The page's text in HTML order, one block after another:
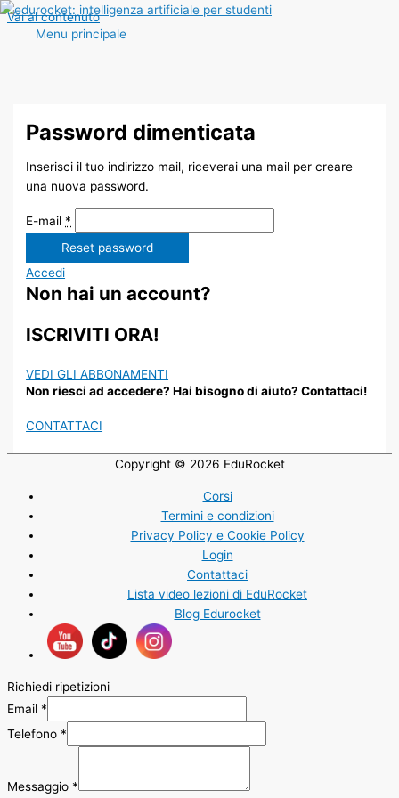
Vai al contenuto
Menu principale
Password dimenticata
Inserisci il tuo indirizzo mail, riceverai una mail per creare
una nuova password.
E-mail *
Accedi
Non hai un account?
ISCRIVITI ORA!
VEDI GLI ABBONAMENTI
Non riesci ad accedere? Hai bisogno di aiuto? Contattaci!
CONTATTACI
Copyright © 2026 EduRocket
Corsi
Termini e condizioni
Privacy Policy e Cookie Policy
Login
Contattaci
Lista video lezioni di EduRocket
Blog Edurocket
Richiedi ripetizioni
Email *
Telefono *
Messaggio *